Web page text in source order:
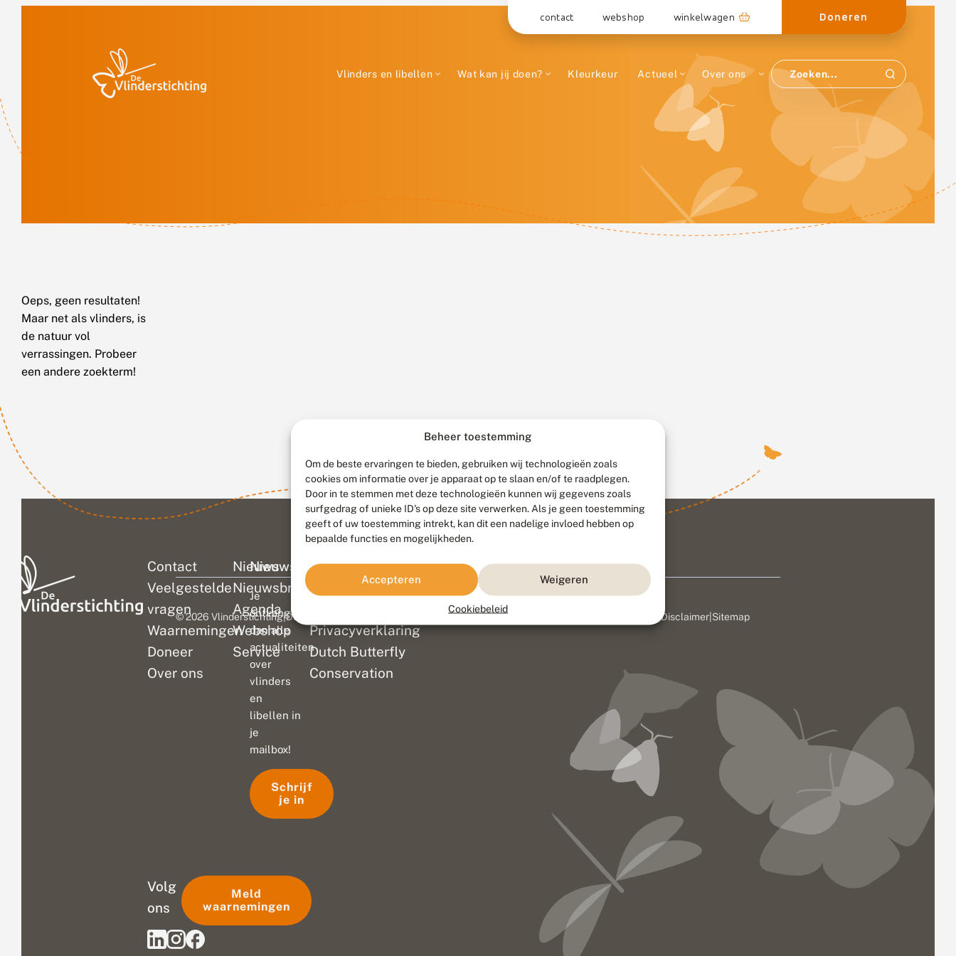
Beheer toestemming
Om de beste ervaringen te bieden, gebruiken wij technologieën zoals
cookies om informatie over je apparaat op te slaan en/of te raadplegen.
Door in te stemmen met deze technologieën kunnen wij gegevens zoals
surfgedrag of unieke ID's op deze site verwerken. Als je geen toestemming
geeft of uw toestemming intrekt, kan dit een nadelige invloed hebben op
bepaalde functies en mogelijkheden.
Accepteren Weigeren
Cookiebeleid
contact webshop winkelwagen Doneren
Vlinders en libellen Wat kan jij doen? Kleurkeur Actueel Over ons
Oeps, geen resultaten!
Maar net als vlinders, is
de natuur vol
verrassingen. Probeer
een andere zoekterm!
Contact
Veelgestelde
vragen
Waarnemingen
Doneer
Over ons
Nieuws
Nieuwsbrief
Agenda
Webshop
Service
Colofon
Disclaimer
Privacyverklaring
Dutch Butterfly
Conservation
Nieuwsbrief
Je
ontvangt
dan alle
actualiteiten
over
vlinders
en
libellen in
je
mailbox!
Schrijf
je in
Volg
ons
Meld
waarnemingen
© 2026 Vlinderstichting|Duurzaam ontwikkeld door Go2People, ontworpen door Disclaimer Sitemap